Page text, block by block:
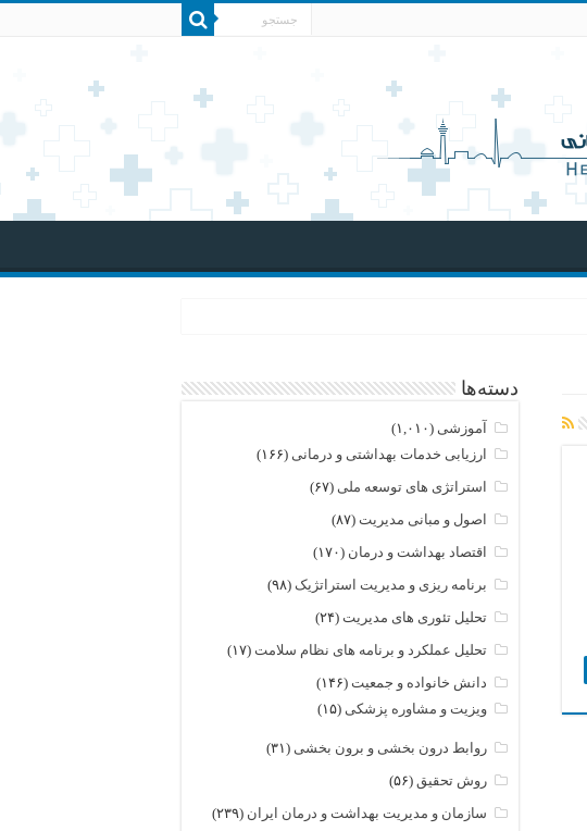
دسته‌ها
آموزشی (۱,۰۱۰)
ارزیابی خدمات بهداشتی و درمانی (۱۶۶)
استراتژی های توسعه ملی (۶۷)
اصول و مبانی مدیریت(۸۷)
اقتصاد بهداشت و درمان (۱۷۰)
برنامه ریزی و مدیریت استراتژیک (۹۸)
تحلیل تئوری های مدیریت(۲۴)
تحلیل عملکرد و برنامه های نظام سلامت(۱۷)
دانش خانواده و جمعیت(۱۴۶)
ویزیت و مشاوره پزشکی (۱۵)
روابط درون بخشی و برون بخشی (۳۱)
روش تحقیق(۵۶)
سازمان و مدیریت بهداشت و درمان ایران (۲۳۹)